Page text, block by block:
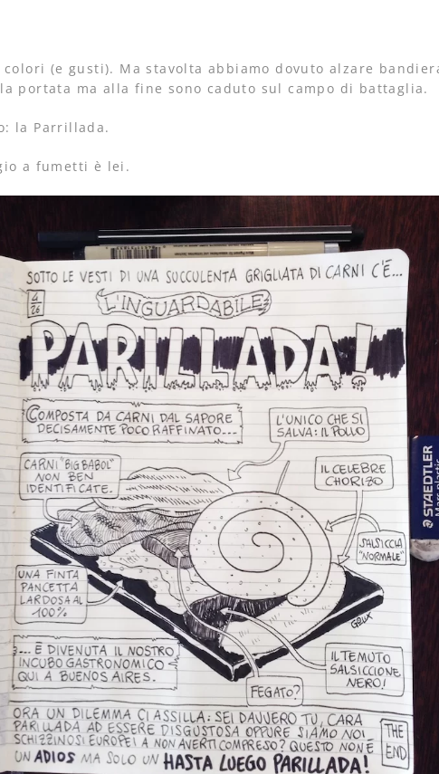
(e gusti). Ma stavolta abbiamo dovuto alzare
portata ma alla fine sono caduto sul campo di battaglia.
la Parrillada.
a fumetti è lei.